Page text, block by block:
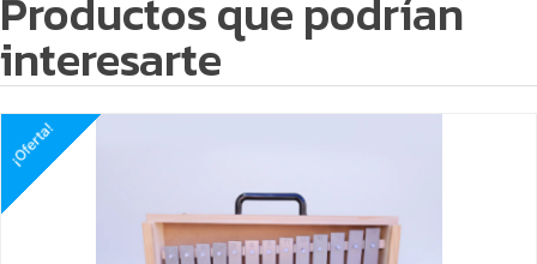
Productos que podrían
interesarte
¡Oferta!